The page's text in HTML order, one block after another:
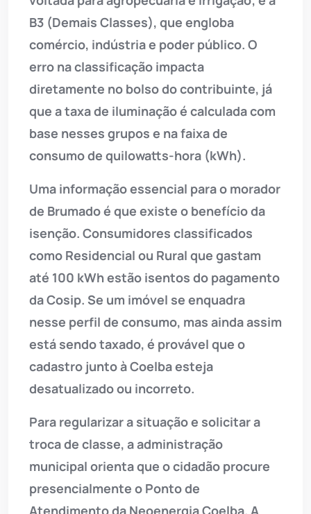
B3 (Demais Classes), que engloba
comércio, indústria e poder público. O
erro na classificação impacta
diretamente no bolso do contribuinte, já
que a taxa de iluminação é calculada com
base nesses grupos e na faixa de
consumo de quilowatts-hora (kWh).
Uma informação essencial para o morador
de Brumado é que existe o benefício da
isenção. Consumidores classificados
como Residencial ou Rural que gastam
até 100 kWh estão isentos do pagamento
da Cosip. Se um imóvel se enquadra
nesse perfil de consumo, mas ainda assim
está sendo taxado, é provável que o
cadastro junto à Coelba esteja
desatualizado ou incorreto.
Para regularizar a situação e solicitar a
troca de classe, a administração
municipal orienta que o cidadão procure
presencialmente o Ponto de